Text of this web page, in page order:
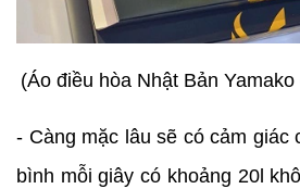
(Áo điều hòa Nhật Bản
- Càng mặc lâu sẽ có cảm giác
bình mỗi giây có khoảng 20l